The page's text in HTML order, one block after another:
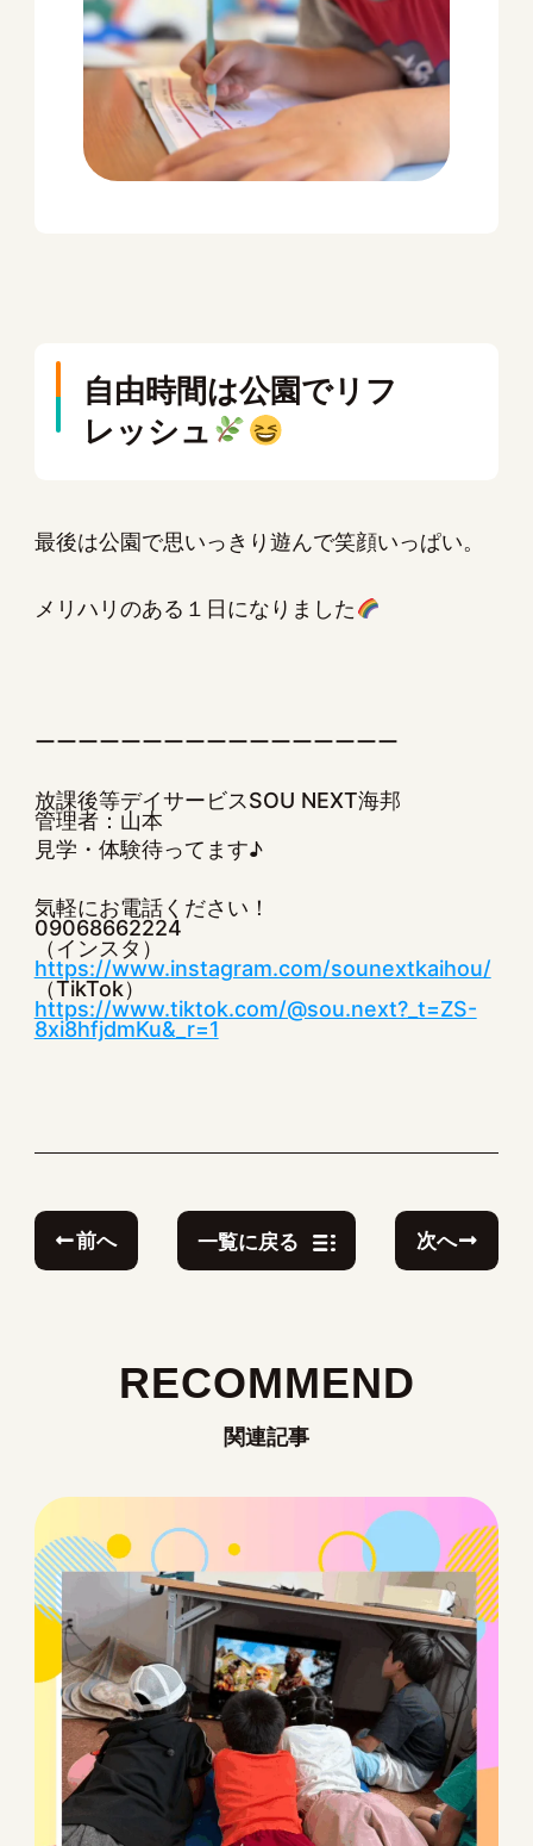
自由時間は公園でリフ
レッシュ
最後は公園で思いっきり遊んで笑顔いっぱい。
メリハリのある１日になりました
ーーーーーーーーーーーーーーーーー
放課後等デイサービスSOU NEXT海邦
管理者：山本
見学・体験待ってます♪
気軽にお電話ください！
09068662224
（インスタ）
https://www.instagram.com/sounextkaihou/
（TikTok）
https://www.tiktok.com/@sou.next?_t=ZS-
8xi8hfjdmKu&_r=1
前へ 一覧に戻る 次へ
RECOMMEND
関連記事